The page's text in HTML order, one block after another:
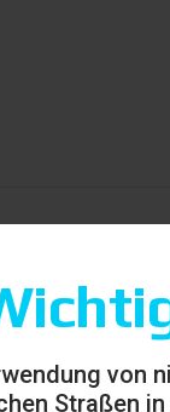
von
Straßen